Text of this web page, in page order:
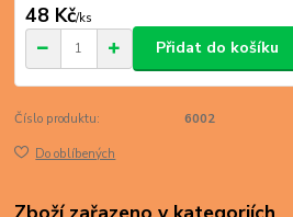
48 Kč/ks
Přidat do košíku
Číslo produktu: 6002
Do oblíbených